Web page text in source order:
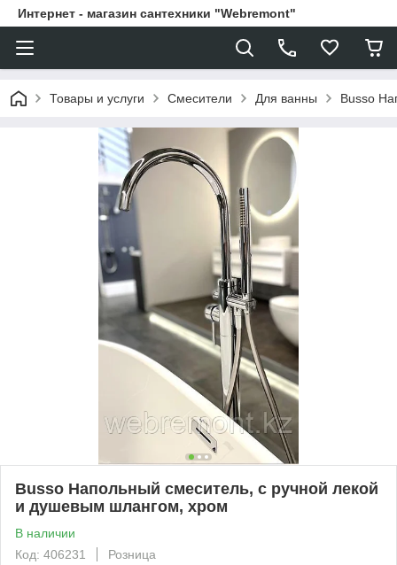
Интернет - магазин сантехники "Webremont"
Товары и услуги Смесители Для ванны Busso
Busso Напольный смеситель, с ручной лекой
и душевым шлангом, хром
В наличии
Код: 406231
Розница